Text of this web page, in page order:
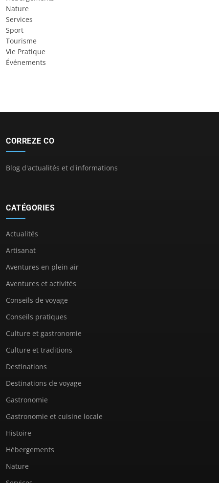
Nature
Services
Sport
Tourisme
Vie Pratique
Événements
CORREZE CO
Blog d'actualités et d'informations
CATÉGORIES
Actualités
Artisanat
Aventures en plein air
Aventures et activités
Conseils de voyage
Conseils pratiques
Culture et gastronomie
Culture et traditions
Destinations
Destinations de voyage
Gastronomie
Gastronomie et cuisine locale
Histoire
Hébergements
Nature